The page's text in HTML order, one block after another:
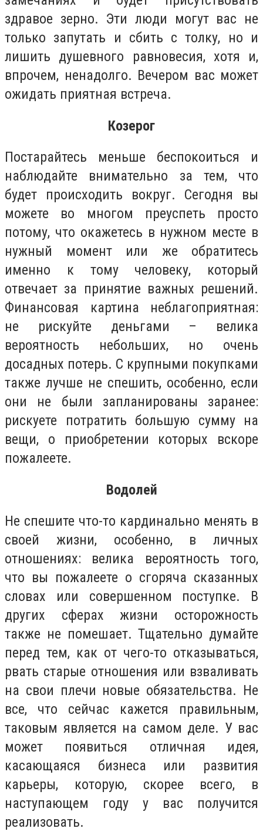
здравое зерно. Эти люди могут вас не
только запутать и сбить с толку, но и
лишить душевного равновесия, хотя и,
впрочем, ненадолго. Вечером вас может
ожидать приятная встреча.
Козерог
Постарайтесь меньше беспокоиться и
наблюдайте внимательно за тем, что
будет происходить вокруг. Сегодня вы
можете во многом преуспеть просто
потому, что окажетесь в нужном месте в
нужный момент или же обратитесь
именно к тому человеку, который
отвечает за принятие важных решений.
Финансовая картина неблагоприятная:
не рискуйте деньгами – велика
вероятность небольших, но очень
досадных потерь. С крупными покупками
также лучше не спешить, особенно, если
они не были запланированы заранее:
рискуете потратить большую сумму на
вещи, о приобретении которых вскоре
пожалеете.
Водолей
Не спешите что-то кардинально менять в
своей жизни, особенно, в личных
отношениях: велика вероятность того,
что вы пожалеете о сгоряча сказанных
словах или совершенном поступке. В
других сферах жизни осторожность
также не помешает. Тщательно думайте
перед тем, как от чего-то отказываться,
рвать старые отношения или взваливать
на свои плечи новые обязательства. Не
все, что сейчас кажется правильным,
таковым является на самом деле. У вас
может появиться отличная идея,
касающаяся бизнеса или развития
карьеры, которую, скорее всего, в
наступающем году у вас получится
реализовать.